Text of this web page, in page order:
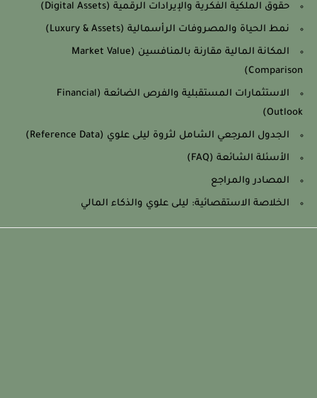
حقوق الملكية الفكرية والإيرادات الرقمية (Digital Assets)
نمط الحياة والمصروفات الرأسمالية (Luxury & Assets)
المكانة المالية مقارنة بالمنافسين (Market Value
Comparison)
الاستثمارات المستقبلية والفرص الضائعة (Financial
Outlook)
الجدول المرجعي الشامل لثروة ليلى علوي (Reference Data)
الأسئلة الشائعة (FAQ)
المصادر والمراجع
الخلاصة الاستقصائية: ليلى علوي والذكاء المالي